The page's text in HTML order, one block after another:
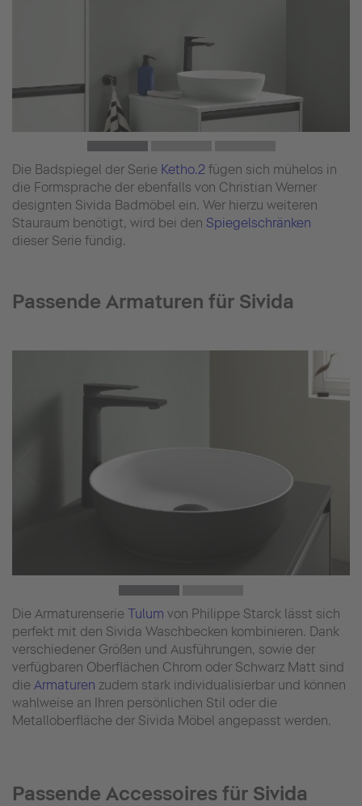
Die Badspiegel der Serie Ketho.2 fügen sich mühelos in
die Formsprache der ebenfalls von Christian Werner
designten Sivida Badmöbel ein. Wer hierzu weiteren
Stauraum benötigt, wird bei den Spiegelschränken
dieser Serie fündig.
Passende Armaturen für Sivida
Die Armaturenserie Tulum von Philippe Starck lässt sich
perfekt mit den Sivida Waschbecken kombinieren. Dank
verschiedener Größen und Ausführungen, sowie der
verfügbaren Oberflächen Chrom oder Schwarz Matt sind
die Armaturen zudem stark individualisierbar und können
wahlweise an Ihren persönlichen Stil oder die
Metalloberfläche der Sivida Möbel angepasst werden.
Passende Accessoires für Sivida